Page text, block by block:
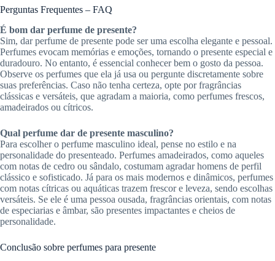
Perguntas Frequentes – FAQ
É bom dar perfume de presente?
Sim, dar perfume de presente pode ser uma escolha elegante e pessoal.
Perfumes evocam memórias e emoções, tornando o presente especial e
duradouro. No entanto, é essencial conhecer bem o gosto da pessoa.
Observe os perfumes que ela já usa ou pergunte discretamente sobre
suas preferências. Caso não tenha certeza, opte por fragrâncias
clássicas e versáteis, que agradam a maioria, como perfumes frescos,
amadeirados ou cítricos.
Qual perfume dar de presente masculino?
Para escolher o perfume masculino ideal, pense no estilo e na
personalidade do presenteado. Perfumes amadeirados, como aqueles
com notas de cedro ou sândalo, costumam agradar homens de perfil
clássico e sofisticado. Já para os mais modernos e dinâmicos, perfumes
com notas cítricas ou aquáticas trazem frescor e leveza, sendo escolhas
versáteis. Se ele é uma pessoa ousada, fragrâncias orientais, com notas
de especiarias e âmbar, são presentes impactantes e cheios de
personalidade.
Conclusão sobre perfumes para presente